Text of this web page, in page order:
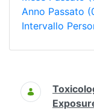
Anno Passato
Intervallo
Ricerca